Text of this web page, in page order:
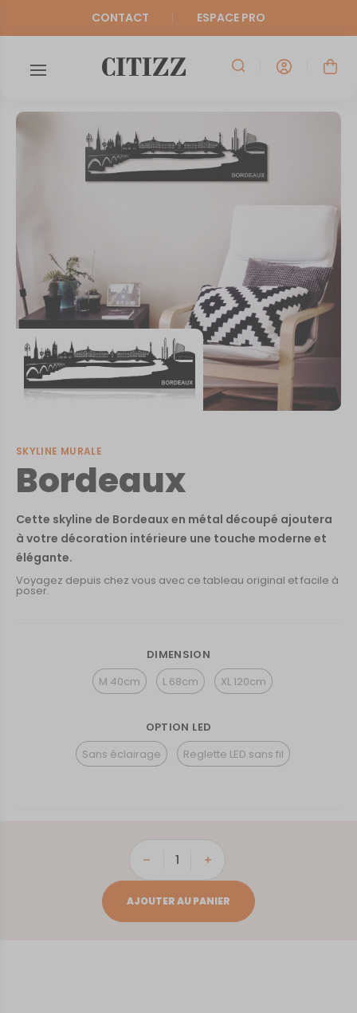
CONTACT ESPACE PRO
SKYLINE MURALE
Bordeaux
Cette skyline de Bordeaux en métal découpé ajoutera
à votre décoration intérieure une touche moderne et
élégante.
Voyagez depuis chez vous avec ce tableau original et facile à
poser.
DIMENSION
M 40cm
L 68cm XL 120cm
OPTION LED
Sans éclairage
Reglette LED sans fil
quantité
Bordeaux
AJOUTER AU PANIER